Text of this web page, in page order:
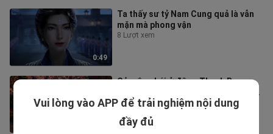
0:49
Ta thấy sư tỷ Nam Cung quả là vẫn
mặn mà phong vận
8 Lượt xem
Cả môn phái ở động Thanh Ba,
hèn nhát
4 Lượt xem
Vui lòng vào APP để trải nghiệm nội dung
đầy đủ
Bahasa Melayu